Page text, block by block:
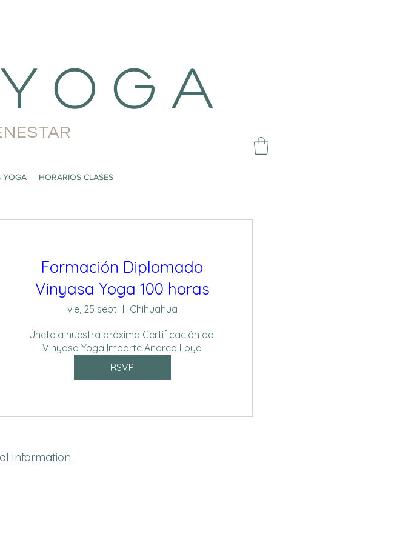
o g a
YOGA HORARIOS CLASES
Formación Diplomado
Vinyasa Yoga 100 horas
vie, 25 sept Chihuahua
Únete a nuestra próxima Certificación de
Vinyasa Yoga Imparte Andrea Loya
RSVP
Information